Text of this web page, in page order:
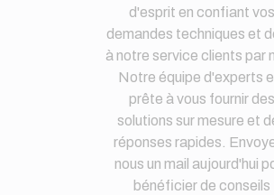
d'esprit en confiant vos
demandes techniques et
à notre service clients par
Notre équipe d'experts
prête à vous fournir des
solutions sur mesure et
réponses rapides.
nous un mail aujourd'hui
bénéficier de conseils